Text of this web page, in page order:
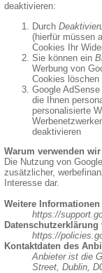
deaktivieren:
Durch
(hierfür müssen
Cookies Ihr
Sie können ein
Werbung von
Cookies löschen
Google
die Ihnen
personalisierte
deaktivieren
Warum verwenden
Die Nutzung von
zusätzlicher,
Interesse dar.
Weitere
https://
Datenschutzerklärung
https://
Kontaktdaten des
Anbieter ist die
Street, Dublin,